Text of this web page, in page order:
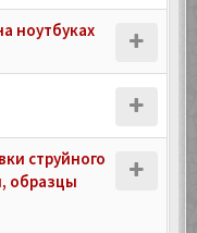
ноутбуках
струйного
образцы